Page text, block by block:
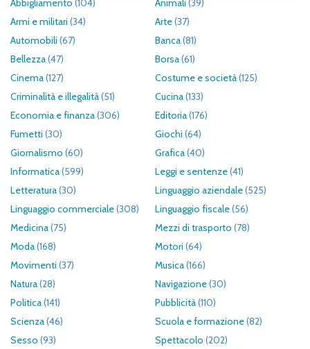
Abbigliamento (104) Animali (39)
Armi e militari (34) Arte(37)
Automobili (67) Banca(81)
Bellezza(47) Borsa(61)
Cinema(127) Costume e società(125)
Criminalità e illegalità(51) Cucina(133)
Economia e finanza(306) Editoria(176)
Fumetti (30) Giochi (64)
Giornalismo (60) Grafica(40)
Informatica(599) Leggi e sentenze(41)
Letteratura(30) Linguaggio aziendale(525)
Linguaggio commerciale(308) Linguaggio fiscale(56)
Medicina(75) Mezzi di trasporto (78)
Moda(168) Motori (64)
Movimenti (37) Musica(166)
Natura(28) Navigazione(30)
Politica(141) Pubblicità(110)
Scienza(46) Scuola e formazione(82)
Sesso (93) Spettacolo (202)